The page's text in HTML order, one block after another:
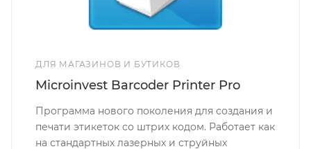
ДЛЯ МАГАЗИНОВ И БУТИКОВ
Microinvest Barcoder Printer Pro
Программа нового поколения для создания и
печати этикеток со штрих кодом. Работает как
на стандартных лазерных и струйных